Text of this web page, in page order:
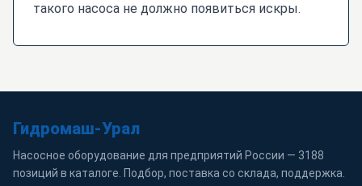
такого насоса не должно появиться искры.
Гидромаш-Урал
Насосное оборудование для предприятий России — 3188
позиций в каталоге. Подбор, поставка со склада, поддержка.